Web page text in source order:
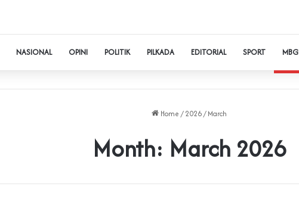
NASIONAL OPINI POLITIK PILKADA EDITORIAL SPORT MBG
Home / 2026/ March
Month: March 2026